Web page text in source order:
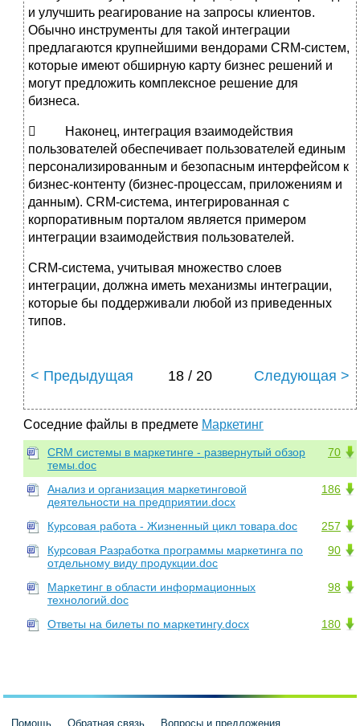
и улучшить реагирование на запросы клиентов.
Обычно инструменты для такой интеграции
предлагаются крупнейшими вендорами CRM-систем,
которые имеют обширную карту бизнес решений и
могут предложить комплексное решение для
бизнеса.
 Наконец, интеграция взаимодействия
пользователей обеспечивает пользователей единым
персонализированным и безопасным интерфейсом к
бизнес-контенту (бизнес-процессам, приложениям и
данным). CRM-система, интегрированная с
корпоративным порталом является примером
интеграции взаимодействия пользователей.
CRM-система, учитывая множество слоев
интеграции, должна иметь механизмы интеграции,
которые бы поддерживали любой из приведенных
типов.
< Предыдущая 18 / 20 Следующая >
Соседние файлы в предмете Маркетинг
70
CRM системы в маркетинге - развернутый обзор
темы.doc
186
Анализ и организация маркетинговой
деятельности на предприятии.docx
257
Курсовая работа - Жизненный цикл товара.doc
90
Курсовая Разработка программы маркетинга по
отдельному виду продукции.doc
98
Маркетинг в области информационных
технологий.doc
180
Ответы на билеты по маркетингу.docx
Помощь Обратная связь Вопросы и предложения